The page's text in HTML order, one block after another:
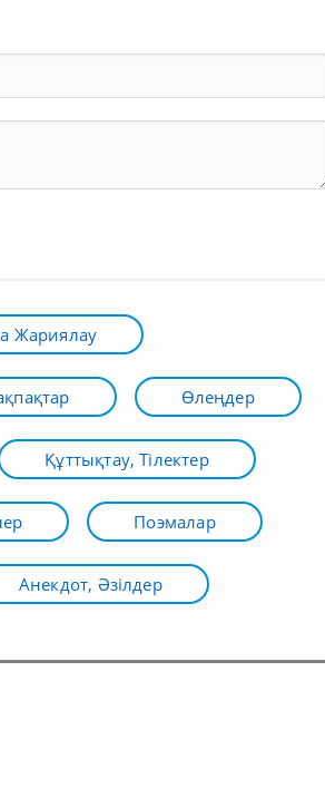
Жариялау
Өлеңдер
Құттықтау, Тілектер
Поэмалар
Анекдот, Әзілдер